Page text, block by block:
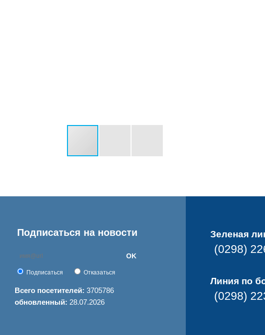
Подписаться на новости
OK
Подписаться Отказаться
Всего посетителей: 3705786
обновленный: 28.07.2026
Зеленая
(0298)
Линия по
(0298)